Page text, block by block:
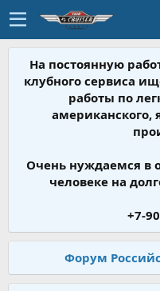
На постоянную
клубного сервиса
работы по
американского,
Очень нуждаемся в
человеке на
+7-
Форум